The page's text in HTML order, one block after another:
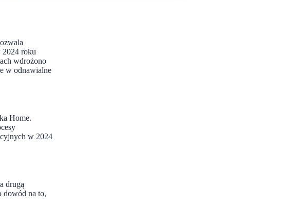
2024 roku
wdrożono
w odnawialne
Home.
w 2024
drugą
dowód na to,